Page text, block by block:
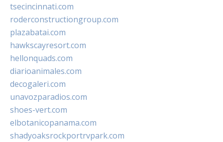
tsecincinnati.com
roderconstructiongroup.com
plazabatai.com
hawkscayresort.com
hellonquads.com
diarioanimales.com
decogaleri.com
unavozparadios.com
shoes-vert.com
elbotanicopanama.com
shadyoaksrockportrvpark.com